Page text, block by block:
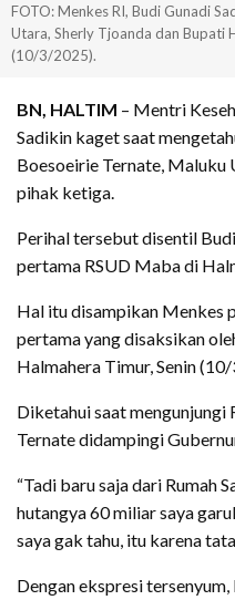
FOTO: Menkes RI, Budi Gunadi
Utara, Sherly Tjoanda dan Bupati
(10/3/2025).
BN, HALTIM – Mentri
Sadikin kaget saat
Boesoeirie Ternate, Maluku
pihak ketiga.
Perihal tersebut disentil
pertama RSUD Maba di
Hal itu disampikan Menkes
pertama yang disaksikan
Halmahera Timur, Senin
Diketahui saat mengunjungi
Ternate didampingi
“Tadi baru saja dari Rumah
hutangya 60 miliar saya
saya gak tahu, itu karena
Dengan ekspresi